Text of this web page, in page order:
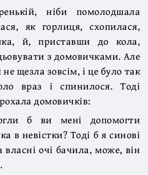
ніби помолодшала
як горлиця, схопилася,
й, приставши до кола,
з домовичками. Але
щезла зовсім, і це було так
враз і спинилося. Тоді
домовичків:
б ви мені допомогти
в невістки? Тоді б я синові
очі бачила, може, він